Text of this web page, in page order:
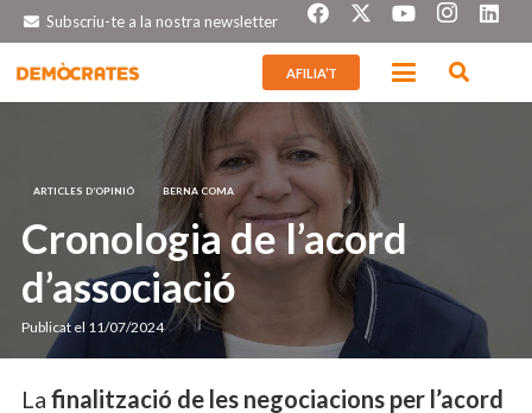
Subscriu-te a la nostra newsletter
AFILIA’T
ARTICLES D’OPINIÓ BERNA COMA
Cronologia de l’acord
d’associació
Publicat el 11/07/2024
La finalització de les negociacions per l’acord